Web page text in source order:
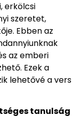
erkölcsi
szeretet,
Ebben az
az emberi
Ezek a
lehetővé a vers
tanulság